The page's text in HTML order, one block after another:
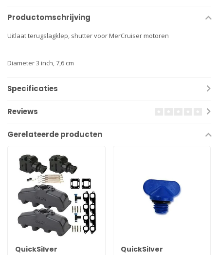
Productomschrijving
Uitlaat terugslagklep, shutter voor MerCruiser motoren
Diameter 3 inch, 7,6 cm
Specificaties
Reviews
Gerelateerde producten
QuickSilver
QuickSilver